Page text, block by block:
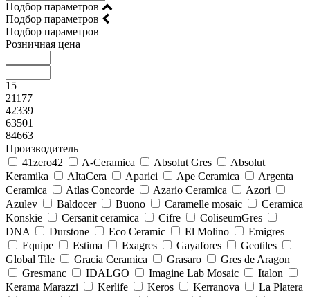
Подбор параметров
Подбор параметров
Подбор параметров
Розничная цена
15
21177
42339
63501
84663
Производитель
41zero42
A-Ceramica Absolut Gres
Absolut
Keramika
AltaCera Aparici Ape Ceramica
Argenta
Ceramica
Atlas Concorde Azario Ceramica
Azori
Azulev
Baldocer Buono Caramelle mosaic
Ceramica
Konskie
Cersanit ceramica Cifre
ColiseumGres
DNA
Durstone Eco Ceramic El Molino
Emigres
Equipe
Estima Exagres Gayafores
Geotiles
Global Tile
Gracia Ceramica Grasaro
Gres de Aragon
Gresmanc
IDALGO Imagine Lab Mosaic
Italon
Kerama Marazzi
Kerlife Keros Kerranova
La Platera